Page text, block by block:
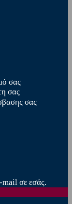
σας
σας
σας
mail σε εσάς.